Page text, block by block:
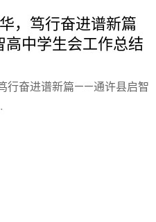
，笃行奋进谱新篇
中学生会工作总结
行奋进谱新篇——通许县启智